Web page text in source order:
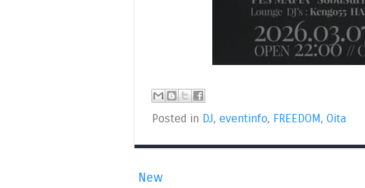
Posted in DJ, eventinfo, FREEDOM, Oita
New